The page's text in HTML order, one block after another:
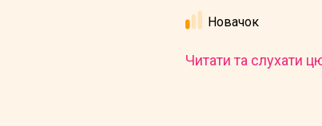
Новачок
Читати та слухати